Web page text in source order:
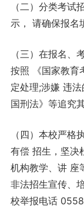
（二）分类考试
示， 请确保报名
（三）在报名、
按照 《国家教育
定处理;涉嫌 违
国刑法》等追究
（四）本校严格
有偿 招生，坚决
机构教学、讲 座
非法招生宣传、
校举报电话